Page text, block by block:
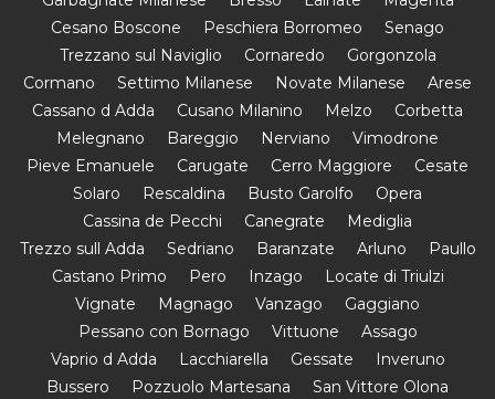
Cesano Boscone
Peschiera Borromeo
Senago
Trezzano sul Naviglio
Cornaredo
Gorgonzola
Cormano
Settimo Milanese Novate Milanese
Arese
Cassano d Adda
Cusano Milanino Melzo
Corbetta
Melegnano
Bareggio Nerviano
Vimodrone
Pieve Emanuele
Carugate Cerro Maggiore
Cesate
Solaro
Rescaldina Busto Garolfo
Opera
Cassina de Pecchi
Canegrate
Mediglia
Trezzo sull Adda
Sedriano Baranzate Arluno
Paullo
Castano Primo
Pero Inzago
Locate di Triulzi
Vignate
Magnago Vanzago
Gaggiano
Pessano con Bornago
Vittuone
Assago
Vaprio d Adda
Lacchiarella Gessate
Inveruno
Bussero
Pozzuolo Martesana
San Vittore Olona